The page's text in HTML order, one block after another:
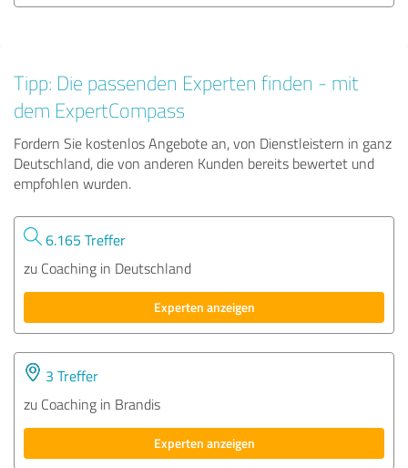
Tipp: Die passenden Experten finden - mit
dem ExpertCompass
Fordern Sie kostenlos Angebote an, von Dienstleistern in ganz
Deutschland, die von anderen Kunden bereits bewertet und
empfohlen wurden.
6.165 Treffer
zu Coaching in Deutschland
Experten anzeigen
3 Treffer
zu Coaching in Brandis
Experten anzeigen